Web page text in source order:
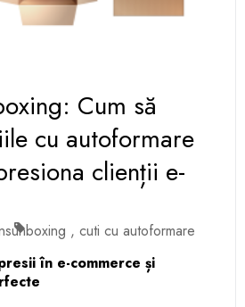
Cum să
cu autoformare
clienții e-
unboxing , cuti cu autoformare
în e-commerce și